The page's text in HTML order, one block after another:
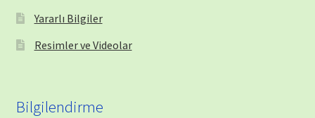
Yararlı Bilgiler
Resimler ve Videolar
Bilgilendirme